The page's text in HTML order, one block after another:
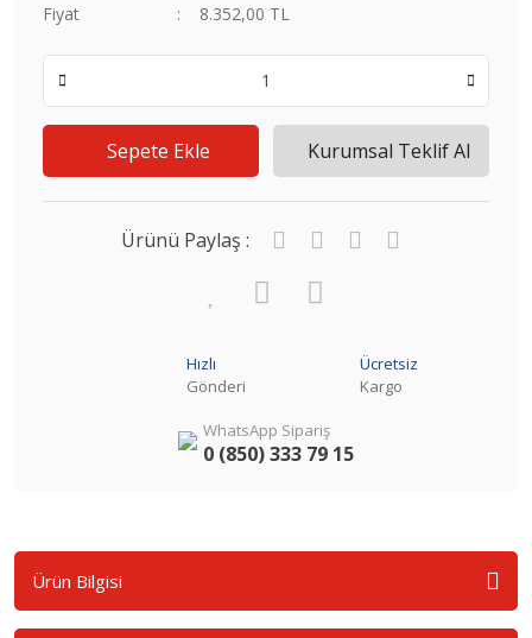
Fiyat
8.352,00 TL
Sepete Ekle Kurumsal Teklif Al
Ürünü Paylaş :
Hızlı
Gönderi
Ücretsiz
Kargo
WhatsApp Sipariş
0 (850) 333 79 15
Ürün Bilgisi